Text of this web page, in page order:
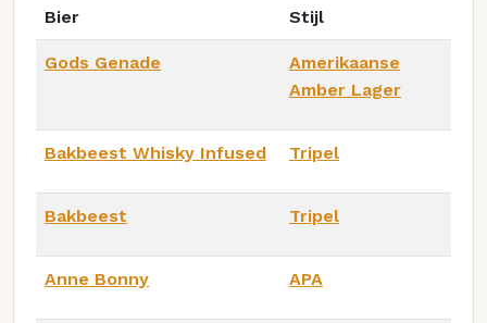
Bier Stijl
Gods Genade
Amerikaanse
Amber Lager
Bakbeest Whisky Infused Tripel
Bakbeest Tripel
Anne Bonny APA